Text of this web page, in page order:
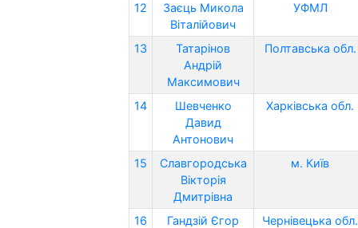
12
Заєць Микола
Віталійович
УФМЛ
13
Татарінов
Андрій
Максимович
Полтавська обл.
14
Шевченко
Давид
Антонович
Харківська обл.
15
Славгородська
Вікторія
Дмитрівна
м. Київ
16
Гандзій Єгор
Чернівецька обл.